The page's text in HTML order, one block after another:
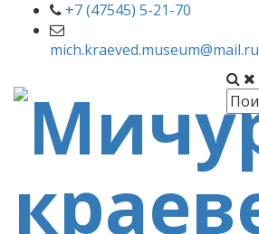
+7 (47545) 5-21-70
mich.kraeved.museum@mail.ru